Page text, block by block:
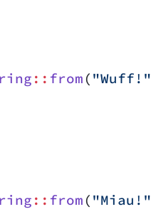
:: from( "Wuff!"
:: from( "Miau!"